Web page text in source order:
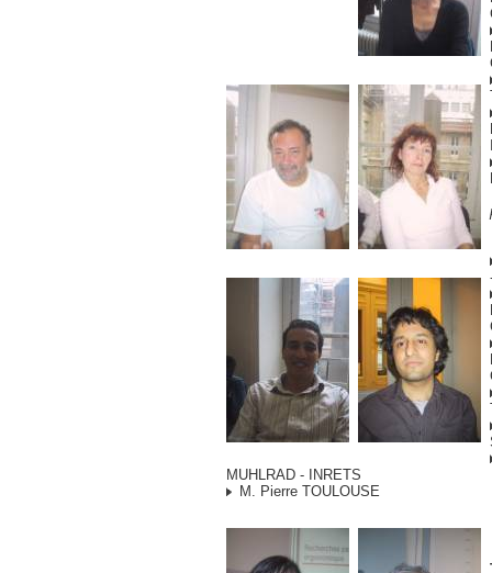
MUHLRAD - INRETS
M. Pierre TOULOUSE